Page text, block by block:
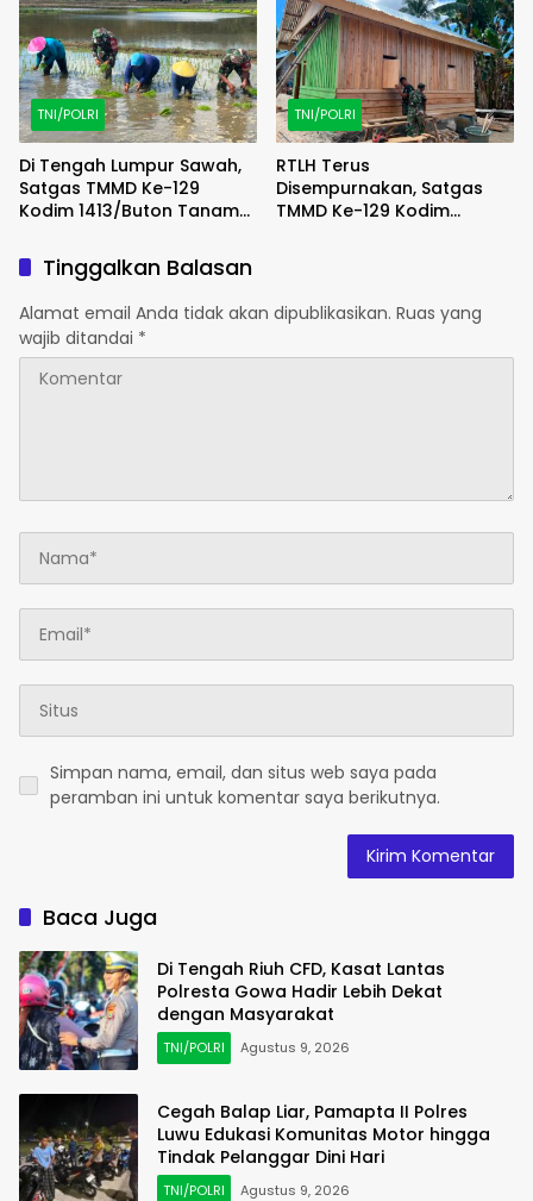
TNI/POLRI
Di Tengah Lumpur Sawah,
Satgas TMMD Ke-129
Kodim 1413/Buton Tanam
Pangan Bersama Warga
TNI/POLRI
RTLH Terus
Disempurnakan, Satgas
TMMD Ke-129 Kodim
Tinggalkan Balasan
Alamat email Anda tidak akan dipublikasikan. Ruas yang
wajib ditandai *
Simpan nama, email, dan situs web saya pada
peramban ini untuk komentar saya berikutnya.
Baca Juga
Di Tengah Riuh CFD, Kasat Lantas
Polresta Gowa Hadir Lebih Dekat
dengan Masyarakat
TNI/POLRI Agustus 9, 2026
Cegah Balap Liar, Pamapta II Polres
Luwu Edukasi Komunitas Motor hingga
Tindak Pelanggar Dini Hari
TNI/POLRI Agustus 9, 2026